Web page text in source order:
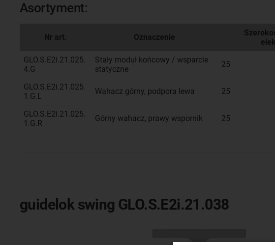
Asortyment:
Nr art. Oznaczenie
GLO.S.E2i.21.025.
4.G
Stały moduł końcowy / wsparcie
statyczne
25
GLO.S.E2i.21.025.
1.G.L
Wahacz górny, podpora lewa 25
GLO.S.E2i.21.025.
1.G.R
Górny wahacz, prawy wspornik 25
guidelok swing GLO.S.E2i.21.038